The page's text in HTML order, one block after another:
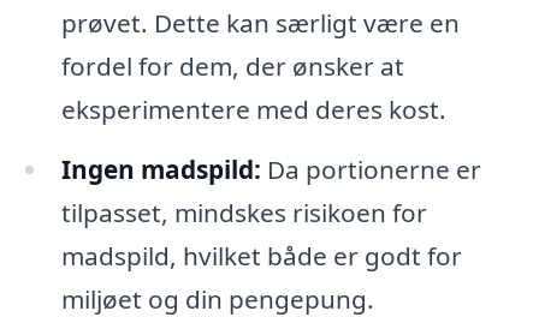
prøvet. Dette kan særligt være en
fordel for dem, der ønsker at
eksperimentere med deres kost.
Ingen madspild: Da portionerne er
tilpasset, mindskes risikoen for
madspild, hvilket både er godt for
miljøet og din pengepung.